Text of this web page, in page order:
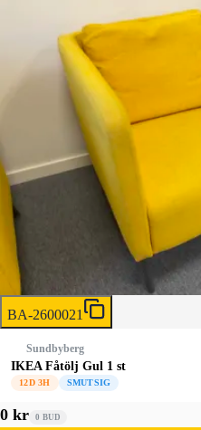
BA-2600021
Sundbyberg
IKEA Fåtölj Gul 1 st
12D 3H SMUTSIG
0 kr 0 BUD